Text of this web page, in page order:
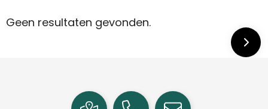
Geen resultaten gevonden.